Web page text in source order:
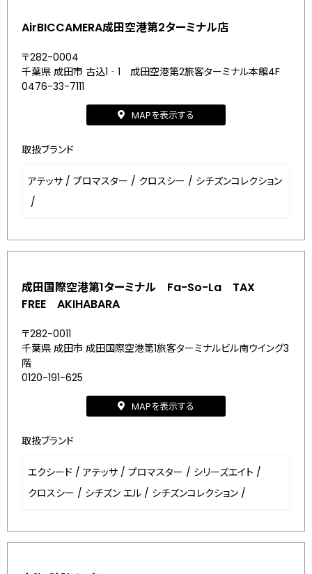
AirBICCAMERA成田空港第2ターミナル店
〒282-0004
千葉県 成田市 古込1‐1 成田空港第2旅客ターミナル本館4F
0476-33-7111
MAPを表示する
取扱ブランド
アテッサ / プロマスター / クロスシー / シチズンコレクション
/
成田国際空港第1ターミナル Fa-So-La TAX
FREE AKIHABARA
〒282-0011
千葉県 成田市 成田国際空港第1旅客ターミナルビル南ウイング3
階
0120-191-625
MAPを表示する
取扱ブランド
エクシード / アテッサ / プロマスター / シリーズエイト /
クロスシー / シチズン エル / シチズンコレクション /